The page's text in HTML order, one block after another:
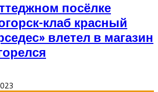
посёлке
клаб красный
влетел в магазин